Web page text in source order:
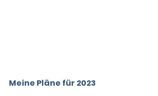
Meine Pläne für 2023